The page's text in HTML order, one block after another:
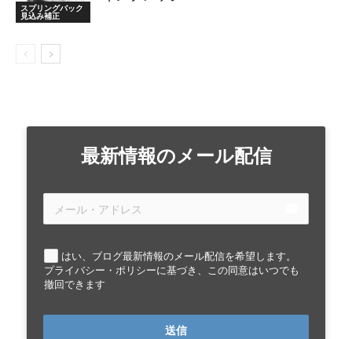
スプリングバック
見込み補正
最新情報のメール配信
はい、ブログ最新情報のメール配信を希望します。
プライバシー・ポリシーに基づき、この同意はいつでも
撤回できます
送信